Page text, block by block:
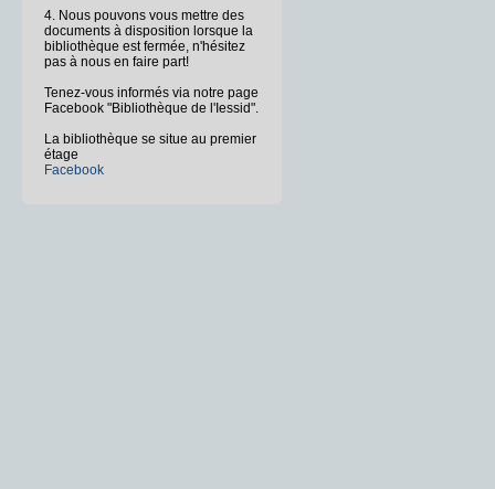
4. Nous pouvons vous mettre des
documents à disposition lorsque la
bibliothèque est fermée, n'hésitez
pas à nous en faire part!
Tenez-vous informés via notre page
Facebook "Bibliothèque de l'Iessid".
La bibliothèque se situe au premier
étage
Facebook